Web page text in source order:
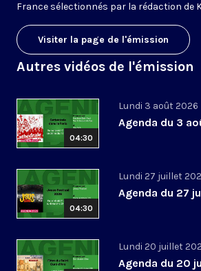
France sélectionnés par la rédaction de
Visiter la page de l'émission
Autres vidéos de l'émission
04:30
Lundi 3 août 2026
Agenda du 3
04:30
Lundi 27 juillet
Agenda du 27
Lundi 20 juillet
Agenda du 20